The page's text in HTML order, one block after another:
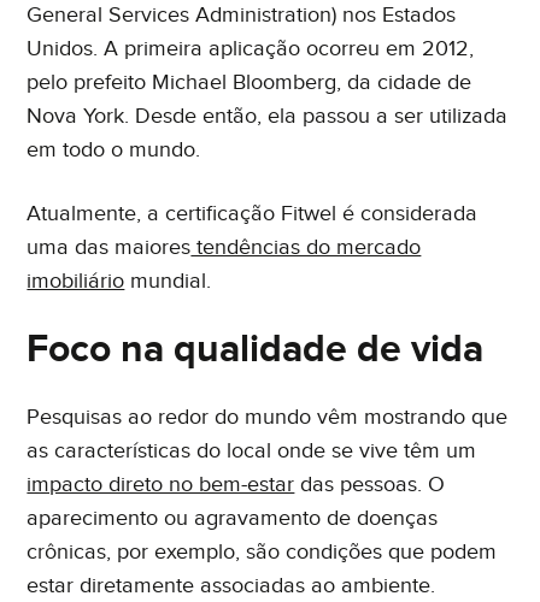
General Services Administration) nos Estados
Unidos. A primeira aplicação ocorreu em 2012,
pelo prefeito Michael Bloomberg, da cidade de
Nova York. Desde então, ela passou a ser utilizada
em todo o mundo.
Atualmente, a certificação Fitwel é considerada
uma das maiores tendências do mercado
imobiliário mundial.
Foco na qualidade de vida
Pesquisas ao redor do mundo vêm mostrando que
as características do local onde se vive têm um
impacto direto no bem-estar das pessoas. O
aparecimento ou agravamento de doenças
crônicas, por exemplo, são condições que podem
estar diretamente associadas ao ambiente.